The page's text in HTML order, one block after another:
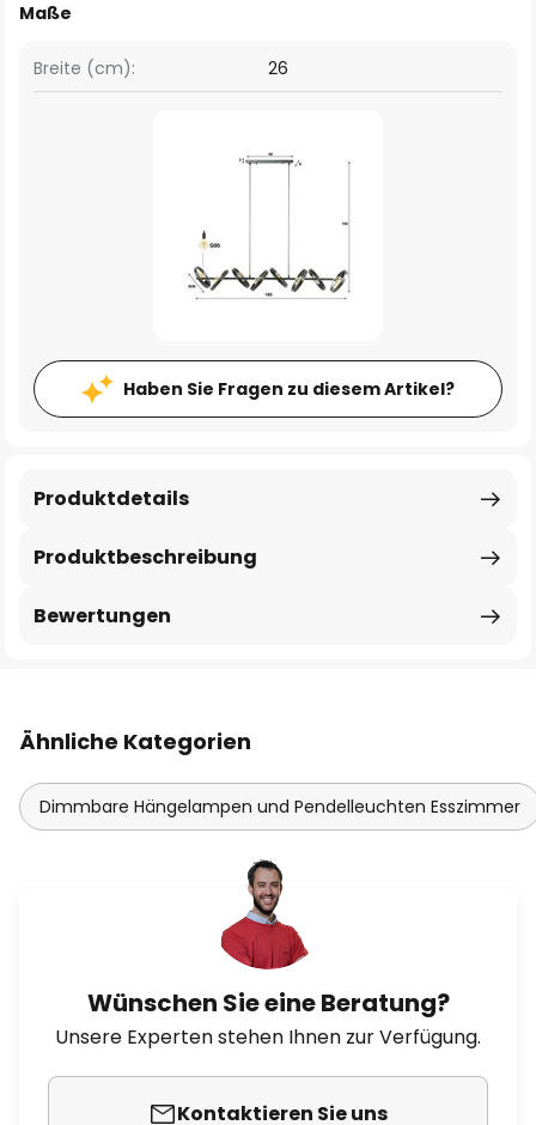
Maße
Breite (cm): 26
Haben Sie Fragen zu diesem Artikel?
Produktbeschreibung
Produktdetails
Bewertungen
Ähnliche Kategorien
Dimmbare Hängelampen und Pendelleuchten Esszimmer
Wünschen Sie eine Beratung?
Unsere Experten stehen Ihnen zur Verfügung.
Kontaktieren Sie uns